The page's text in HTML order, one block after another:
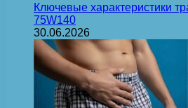
Ключевые характеристики
75W140
30.06.2026